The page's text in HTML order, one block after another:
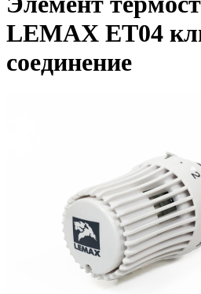
LEMAX ET04
соединение